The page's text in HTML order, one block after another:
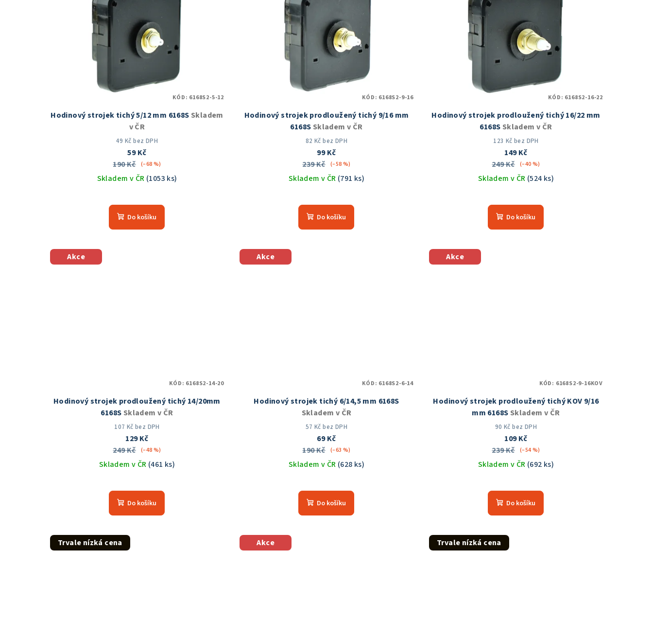
Hodinový strojek tichý 5/12 mm 6168S Skladem
v ČR
49 Kč bez DPH
59 Kč
190 Kč
(–68 %)
Skladem v ČR (1053 ks)
hodnocení
produktu
je
Do košíku
KÓD: 6168S2-5-12
Hodinový strojek prodloužený tichý 9/16 mm
6168S Skladem v ČR
82 Kč bez DPH
99 Kč
239 Kč
(–58 %)
Skladem v ČR (791 ks)
hodnocení
produktu
je
Do košíku
KÓD: 6168S2-9-16
Hodinový strojek prodloužený tichý 16/22 mm
6168S Skladem v ČR
123 Kč bez DPH
149 Kč
249 Kč
(–40 %)
Skladem v ČR (524 ks)
hodnocení
produktu
je
Do košíku
KÓD: 6168S2-16-22
Akce
Hodinový strojek prodloužený tichý 14/20mm
6168S Skladem v ČR
107 Kč bez DPH
129 Kč
249 Kč
(–48 %)
Skladem v ČR (461 ks)
hodnocení
produktu
je
Do košíku
KÓD: 6168S2-14-20
Akce
Hodinový strojek tichý 6/14,5 mm 6168S
Skladem v ČR
57 Kč bez DPH
69 Kč
190 Kč
(–63 %)
Skladem v ČR (628 ks)
hodnocení
produktu
je
Do košíku
KÓD: 6168S2-6-14
Akce
Hodinový strojek prodloužený tichý KOV 9/16
mm 6168S Skladem v ČR
90 Kč bez DPH
109 Kč
239 Kč
(–54 %)
Skladem v ČR (692 ks)
hodnocení
produktu
je
Do košíku
KÓD: 6168S2-9-16KOV
Trvale nízká cena Akce Trvale nízká cena